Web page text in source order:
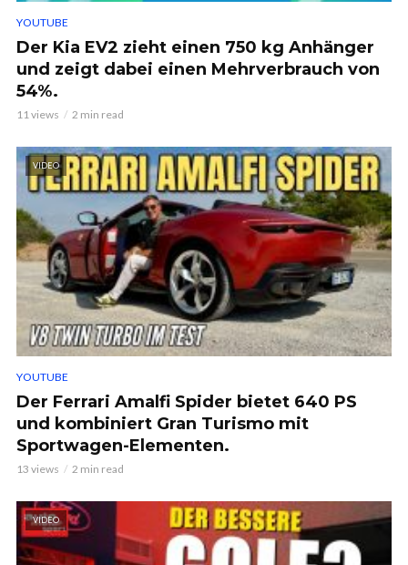
YOUTUBE
Der Kia EV2 zieht einen 750 kg Anhänger
und zeigt dabei einen Mehrverbrauch von
54%.
11 views 2 min read
VIDEO
YOUTUBE
Der Ferrari Amalfi Spider bietet 640 PS
und kombiniert Gran Turismo mit
Sportwagen-Elementen.
13 views 2 min read
VIDEO